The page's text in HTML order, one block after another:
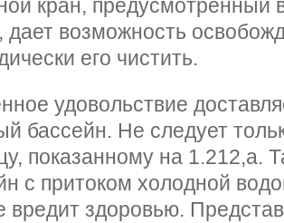
кран, предусмотренный
дает возможность
его чистить.
удовольствие
бассейн. Не следует
показанному на 1.212,а.
с притоком холодной
вредит здоровью.